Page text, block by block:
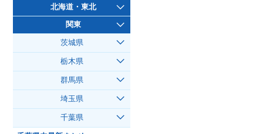
北海道・東北
関東
茨城県
栃木県
群馬県
埼玉県
千葉県